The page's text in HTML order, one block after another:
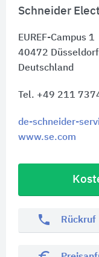
Schneider
EUREF-Campus 1
40472 Düsseldorf
Deutschland
Tel. +49 211
de-schneider-
www.se.com
phone Rückruf